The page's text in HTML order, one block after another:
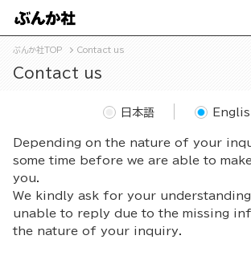
ぶんか社TOP Contact us
Contact us
Depending on the nature of your
some time before we are able to
you.
We kindly ask for your
unable to reply due to the missing
the nature of your inquiry.
日本語